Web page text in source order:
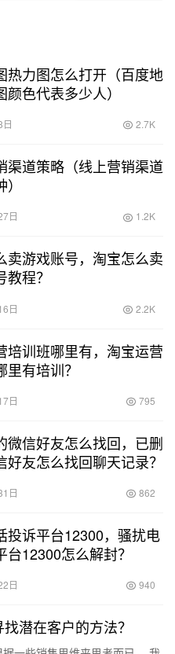
热力图怎么打开（百度地
颜色代表多少人）
2.7K
渠道策略（线上营销渠道
日 1.2K
卖游戏账号，淘宝怎么卖
程？
日 2.2K
培训班哪里有，淘宝运营
里有培训？
日 795
微信好友怎么找回，已删
好友怎么找回聊天记录？
日 862
投诉平台12300，骚扰电
台12300怎么解封？
日 940
潜在客户的方法？